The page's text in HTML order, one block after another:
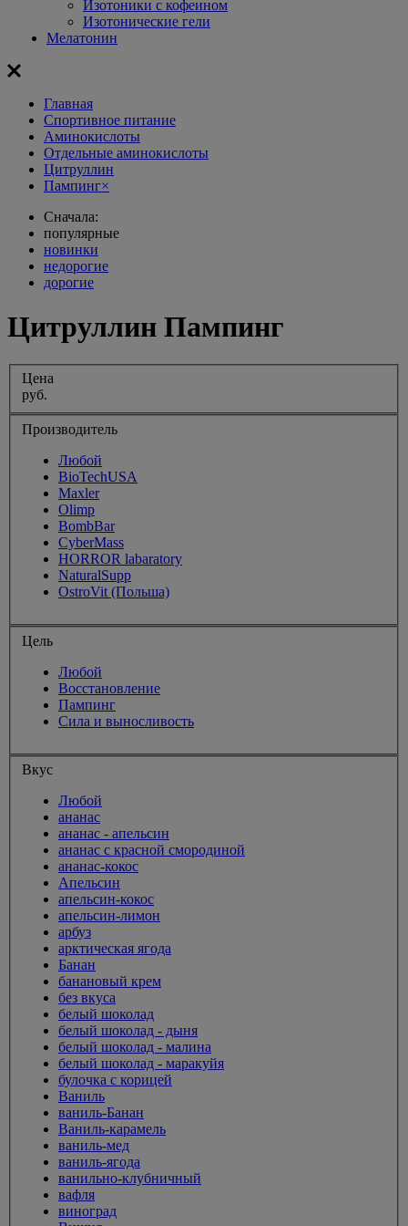
Изотоники с кофеином
Изотонические гели
Мелатонин
Главная
Спортивное питание
Аминокислоты
Отдельные аминокислоты
Цитруллин
Пампинг×
Сначала:
популярные
новинки
недорогие
дорогие
Цитруллин Пампинг
Цена
руб.
Производитель
Любой
BioTechUSA
Maxler
Olimp
BombBar
CyberMass
HORROR labaratory
NaturalSupp
OstroVit (Польша)
Цель
Любой
Восстановление
Пампинг
Сила и выносливость
Вкус
Любой
ананас
ананас - апельсин
ананас с красной смородиной
ананас-кокос
Апельсин
апельсин-кокос
апельсин-лимон
арбуз
арктическая ягода
Банан
банановый крем
без вкуса
белый шоколад
белый шоколад - дыня
белый шоколад - малина
белый шоколад - маракуйя
булочка с корицей
Ваниль
ваниль-Банан
Ваниль-карамель
ваниль-мед
ваниль-ягода
ванильно-клубничный
вафля
виноград